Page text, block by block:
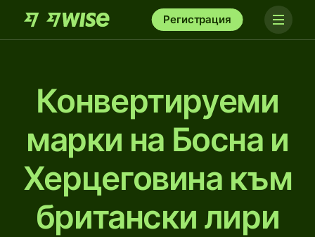
Регистрация
Конвертируеми
марки на Босна и
Херцеговина към
британски лири